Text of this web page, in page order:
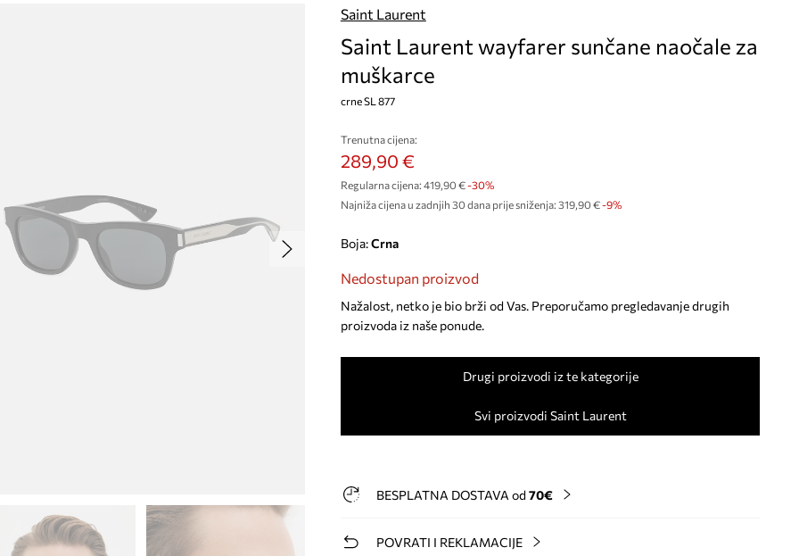
Saint Laurent
Saint Laurent wayfarer sunčane naočale za
muškarce
crne SL 877
Trenutna cijena:
289,90 €
Regularna cijena: 419,90 €-30%
Najniža cijena u zadnjih 30 dana prije sniženja: 319,90 € -9%
Boja: crna
Nedostupan proizvod
Nažalost, netko je bio brži od Vas. Preporučamo pregledavanje drugih
proizvoda iz naše ponude.
Drugi proizvodi iz te kategorije
Svi proizvodi Saint Laurent
BESPLATNA DOSTAVA od 70€
POVRATI I REKLAMACIJE